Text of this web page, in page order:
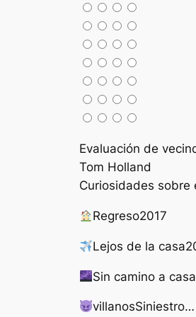
Evaluación de
Tom Holland
Curiosidades sobre
Regreso2017
Lejos de la casa
Sin camino a casa
villanosSiniestro…